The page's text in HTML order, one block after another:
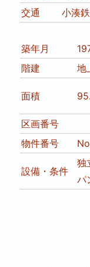
交通
小湊
築年月
階建
地
面積
区画番号
物件番号
設備・条件
独
パ